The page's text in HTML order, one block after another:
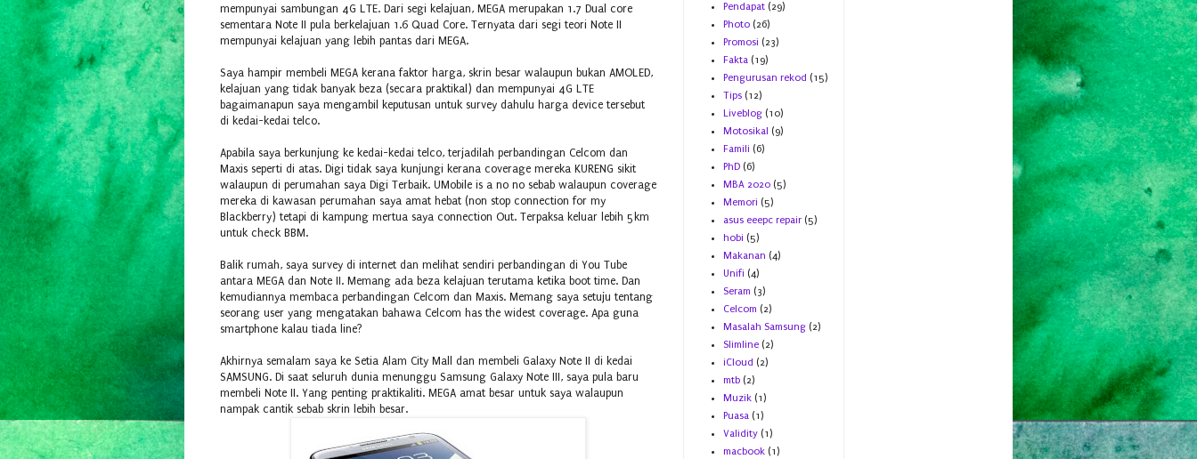
mempunyai sambungan 4G LTE. Dari segi kelajuan, MEGA merupakan 1.7 Dual core
sementara Note II pula berkelajuan 1.6 Quad Core. Ternyata dari segi teori Note II
mempunyai kelajuan yang lebih pantas dari MEGA.
Saya hampir membeli MEGA kerana faktor harga, skrin besar walaupun bukan AMOLED,
kelajuan yang tidak banyak beza (secara praktikal) dan mempunyai 4G LTE
bagaimanapun saya mengambil keputusan untuk survey dahulu harga device tersebut
di kedai-kedai telco.
Apabila saya berkunjung ke kedai-kedai telco, terjadilah perbandingan Celcom dan
Maxis seperti di atas. Digi tidak saya kunjungi kerana coverage mereka KURENG sikit
walaupun di perumahan saya Digi Terbaik. UMobile is a no no sebab walaupun coverage
mereka di kawasan perumahan saya amat hebat (non stop connection for my
Blackberry) tetapi di kampung mertua saya connection Out. Terpaksa keluar lebih 5km
untuk check BBM.
Balik rumah, saya survey di internet dan melihat sendiri perbandingan di You Tube
antara MEGA dan Note II. Memang ada beza kelajuan terutama ketika boot time. Dan
kemudiannya membaca perbandingan Celcom dan Maxis. Memang saya setuju tentang
seorang user yang mengatakan bahawa Celcom has the widest coverage. Apa guna
smartphone kalau tiada line?
Akhirnya semalam saya ke Setia Alam City Mall dan membeli Galaxy Note II di kedai
SAMSUNG. Di saat seluruh dunia menunggu Samsung Galaxy Note III, saya pula baru
membeli Note II. Yang penting praktikaliti. MEGA amat besar untuk saya walaupun
nampak cantik sebab skrin lebih besar.
Pendapat (29)
Photo (26)
Promosi (23)
Fakta (19)
Pengurusan rekod (15)
Tips (12)
Liveblog (10)
Motosikal (9)
Famili (6)
PhD (6)
MBA 2020 (5)
Memori (5)
asus eeepc repair (5)
hobi (5)
Makanan (4)
Unifi (4)
Seram (3)
Celcom (2)
Masalah Samsung (2)
Slimline (2)
iCloud (2)
mtb (2)
Muzik (1)
Puasa (1)
Validity (1)
macbook (1)